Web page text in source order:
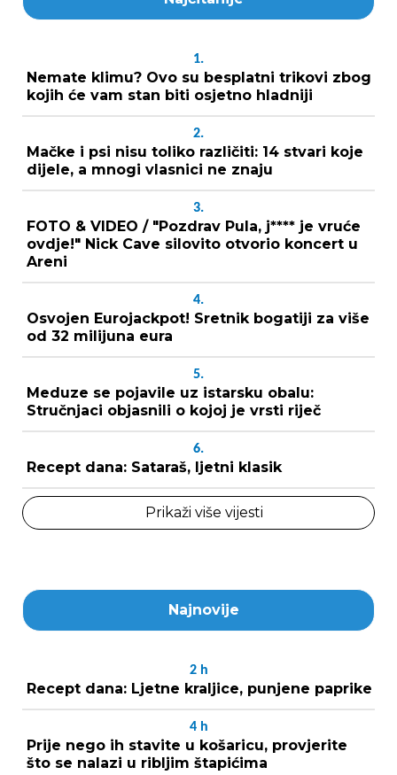
1.
Nemate klimu? Ovo su besplatni trikovi zbog
kojih će vam stan biti osjetno hladniji
2.
Mačke i psi nisu toliko različiti: 14 stvari koje
dijele, a mnogi vlasnici ne znaju
3.
FOTO & VIDEO / "Pozdrav Pula, j**** je vruće
ovdje!" Nick Cave silovito otvorio koncert u
Areni
4.
Osvojen Eurojackpot! Sretnik bogatiji za više
od 32 milijuna eura
5.
Meduze se pojavile uz istarsku obalu:
Stručnjaci objasnili o kojoj je vrsti riječ
6.
Recept dana: Sataraš, ljetni klasik
Prikaži više vijesti
Najnovije
2 h
Recept dana: Ljetne kraljice, punjene paprike
4 h
Prije nego ih stavite u košaricu, provjerite
što se nalazi u ribljim štapićima